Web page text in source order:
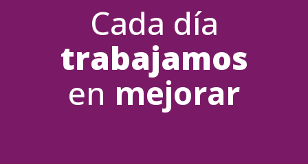
Cada día
trabajamos
en mejorar